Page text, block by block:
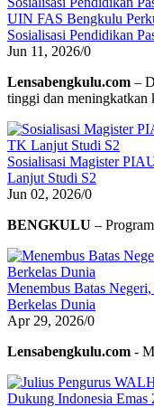
UIN FAS Bengkulu
Sosialisasi Pendidikan
Jun 11, 2026/0
Lensabengkulu.com –
tinggi dan meningkatkan
Sosialisasi Magister
Lanjut Studi S2
Jun 02, 2026/0
BENGKULU –
Menembus Batas
Berkelas Dunia
Apr 29, 2026/0
Lensabengkulu.com -
Dukung Indonesia